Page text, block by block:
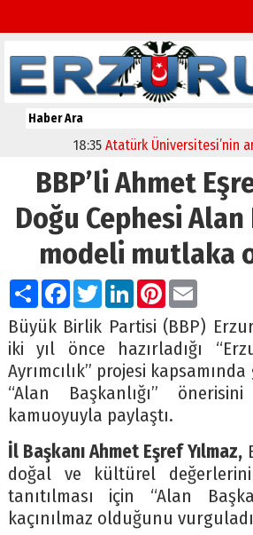
Atatürk Üniversitesi’nin
BBP’li Ahmet
Doğu Cephesi Alan
modeli mutlaka
PaylaşFacebook
TwitterLinkedIn
Pinterest
Email
Büyük Birlik Partisi (BBP)
iki yıl önce hazırladığı
Ayrımcılık” projesi
“Alan Başkanlığı”
kamuoyuyla paylaştı.
İl Başkanı Ahmet Eşref Yılmaz,
doğal ve kültürel
tanıtılması için “Alan
kaçınılmaz olduğunu